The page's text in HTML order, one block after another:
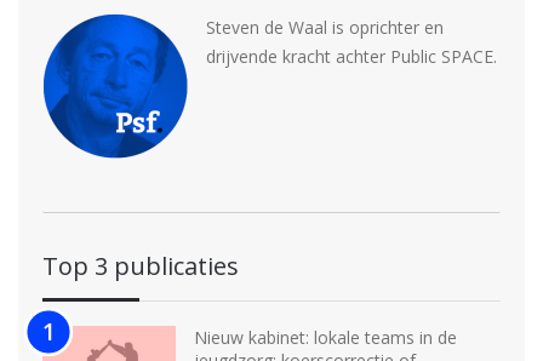
Steven de Waal is oprichter en
drijvende kracht achter Public SPACE.
Top 3 publicaties
Nieuw kabinet: lokale teams in de